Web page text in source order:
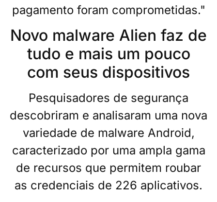
pagamento foram comprometidas."
Novo malware Alien faz de
tudo e mais um pouco
com seus dispositivos
Pesquisadores de segurança
descobriram e analisaram uma nova
variedade de malware Android,
caracterizado por uma ampla gama
de recursos que permitem roubar
as credenciais de 226 aplicativos.